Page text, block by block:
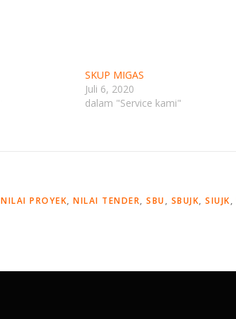
SKUP MIGAS
Juli 6, 2020
dalam "Service kami"
NILAI PROYEK, NILAI TENDER, SBU, SBUJK, SIUJK,